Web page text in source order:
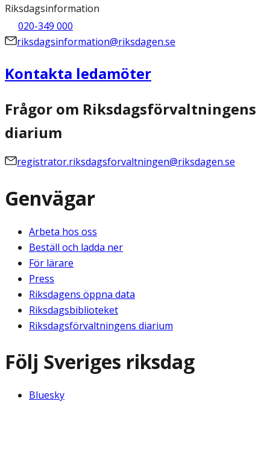
Riksdagsinformation
020-349 000
riksdagsinformation@riksdagen.se
Kontakta ledamöter
Frågor om Riksdagsförvaltningens
diarium
registrator.riksdagsforvaltningen@riksdagen.se
Genvägar
Arbeta hos oss
Beställ och ladda ner
För lärare
Press
Riksdagens öppna data
Riksdagsbiblioteket
Riksdagsförvaltningens diarium
Följ Sveriges riksdag
Bluesky